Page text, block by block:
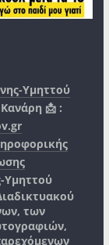
Υμηττού
📩 :
Υμηττού
των